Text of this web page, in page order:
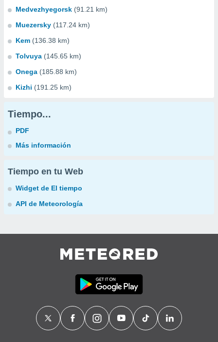
Medvezhyegorsk (91.21 km)
Muezersky (117.24 km)
Kem (136.38 km)
Tolvuya (145.65 km)
Onega (185.88 km)
Kizhi (191.25 km)
Tiempo...
PDF
Más información
Tiempo en tu Web
Widget de El tiempo
API de Meteorología